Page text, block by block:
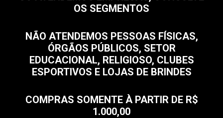
OS SEGMENTOS
NÃO ATENDEMOS PESSOAS FÍSICAS,
ÓRGÃOS PÚBLICOS, SETOR
EDUCACIONAL, RELIGIOSO, CLUBES
ESPORTIVOS E LOJAS DE BRINDES
COMPRAS SOMENTE À PARTIR DE R$
1.000,00